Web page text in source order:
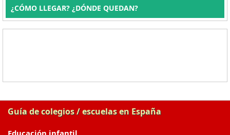
¿CÓMO LLEGAR? ¿DÓNDE QUEDAN?
Guía de colegios / escuelas en España
Educación infantil